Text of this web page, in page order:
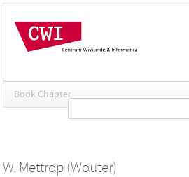
Book Chapter
W. Mettrop (Wouter)